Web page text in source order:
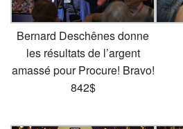
Bernard Deschênes donne
les résultats de l’argent
amassé pour Procure! Bravo!
842$